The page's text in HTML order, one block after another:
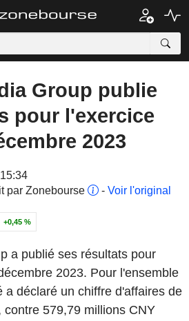
Group publie
pour l'exercice
2023
par Zonebourse
- Voir l'original
+0,45 %
a publié ses résultats pour
2023. Pour l'ensemble
a déclaré un chiffre d'affaires de
contre 579,79 millions CNY